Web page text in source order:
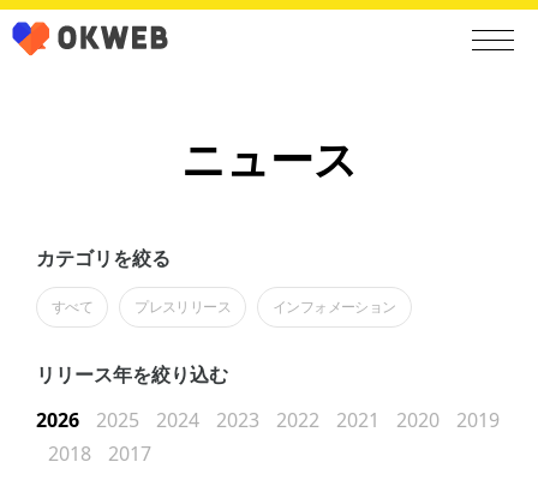
ニュース
カテゴリを絞る
すべて プレスリリース インフォメーション
リリース年を絞り込む
2026
2025 2024 2023 2022 2021 2020
2019
2018
2017